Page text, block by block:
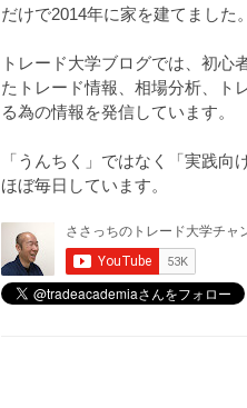
だけで2014年に家を建てました。
トレード大学ブログでは、初心
たトレード情報、相場分析、ト
る為の情報を発信しています。
「うんちく」ではなく「実践向
ほぼ毎日しています。